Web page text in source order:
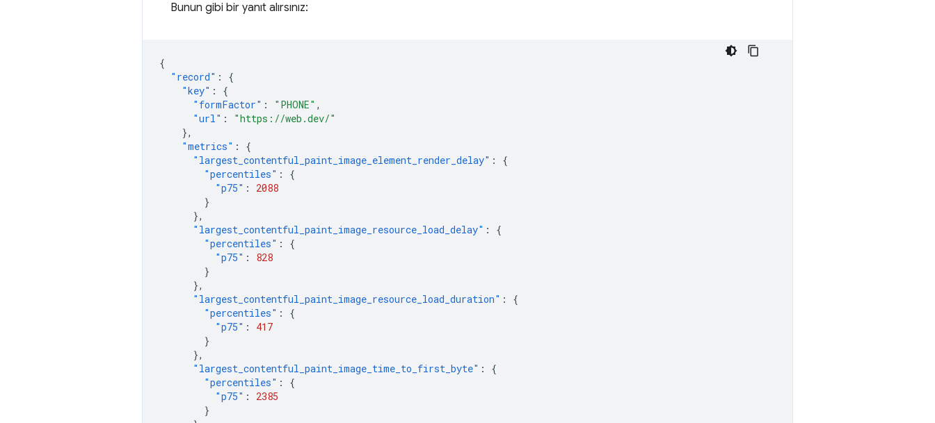
Bunun gibi bir yanıt alırsınız:
{
"record" :
{
"key" :
{
"formFactor" : "PHONE" ,
"url" :
"https://web.dev/"
},
"metrics" :
{
"largest_contentful_paint_image_element_render_delay" :
{
"percentiles" :
{
"p75" :
2088
}
},
"largest_contentful_paint_image_resource_load_delay" :
{
"percentiles" :
{
"p75" :
828
}
},
"largest_contentful_paint_image_resource_load_duration" :
{
"percentiles" :
{
"p75" :
417
}
},
"largest_contentful_paint_image_time_to_first_byte" :
{
"percentiles" :
{
"p75" :
2385
}